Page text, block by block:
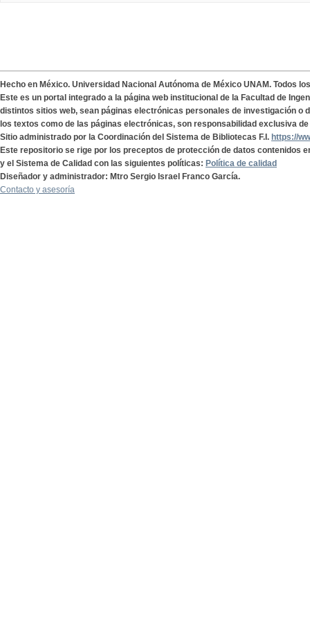
Hecho en México. Universidad Nacional Autónoma de México UNAM. Todos
Este es un portal integrado a la página web institucional de la Facultad de
distintos sitios web, sean páginas electrónicas personales de investigación o
los textos como de las páginas electrónicas, son responsabilidad exclusiva
Sitio administrado por la Coordinación del Sistema de Bibliotecas F.I. https://
Este repositorio se rige por los preceptos de protección de datos contenidos
y el Sistema de Calidad con las siguientes políticas: Política de calidad
Diseñador y administrador: Mtro Sergio Israel Franco García.
Contacto y asesoría